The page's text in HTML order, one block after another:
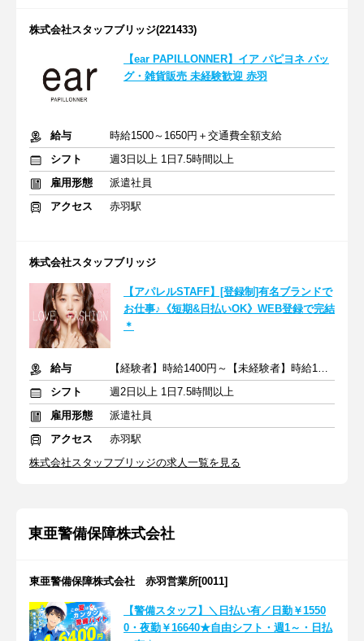
株式会社スタッフブリッジ(221433)
【ear PAPILLONNER】イア パピヨネ バッ
グ・雑貨販売 未経験歓迎 赤羽
給与
時給1500～1650円＋交通費全額支給
シフト
週3日以上 1日7.5時間以上
雇用形態
派遣社員
アクセス
赤羽駅
株式会社スタッフブリッジ
【アパレルSTAFF】[登録制]有名ブランドで
お仕事♪《短期&日払いOK》WEB登録で完結
＊
給与
【経験者】時給1400円～【未経験者】時給1300円～＋交通費全額
シフト
週2日以上 1日7.5時間以上
雇用形態
派遣社員
アクセス
赤羽駅
株式会社スタッフブリッジの求人一覧を見る
東亜警備保障株式会社
東亜警備保障株式会社 赤羽営業所[0011]
【警備スタッフ】＼日払い有／日勤￥1550
0・夜勤￥16640★自由シフト・週1～・日払